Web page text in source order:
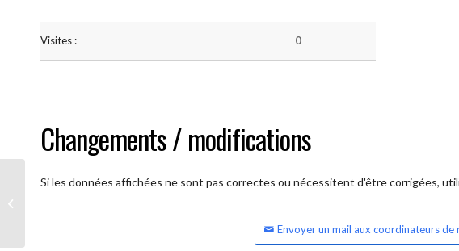
Visites : 0
Changements / modifications
Si les données affichées ne sont pas correctes ou nécessitent d'être corrigées,
Envoyer un mail aux coordinateurs de